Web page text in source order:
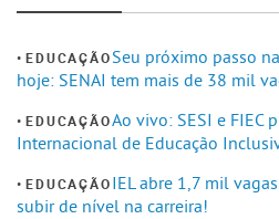
EDUCAÇÃOSeu próximo passo
hoje: SENAI tem mais de 38 mil
EDUCAÇÃOAo vivo: SESI e FIEC
Internacional de Educação
EDUCAÇÃOIEL abre 1,7 mil
subir de nível na carreira!